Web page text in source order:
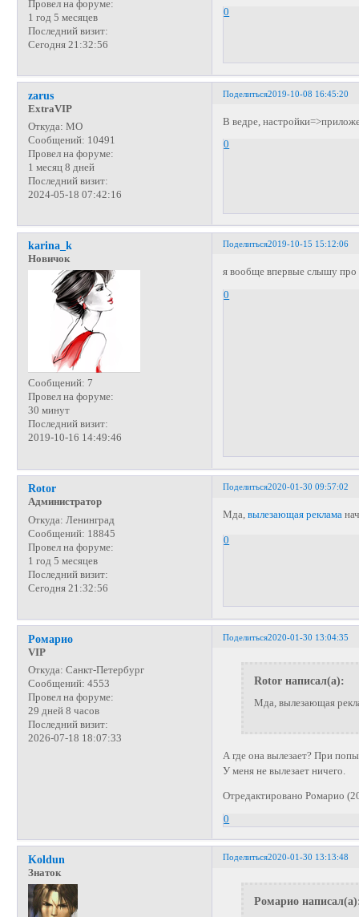
Провел на форуме:
1 год 5 месяцев
Последний визит:
Сегодня 21:32:56
0
Поделиться2019-10-08 16:45:20
zarus
ExtraVIP
Откуда: МО
Сообщений: 10491
Провел на форуме:
1 месяц 8 дней
Последний визит:
2024-05-18 07:42:16
В ведре,
0
Поделиться2019-10-15 15:12:06
karina_k
Новичок
Сообщений: 7
Провел на форуме:
30 минут
Последний визит:
2019-10-16 14:49:46
я вообще впервые слышу про
0
Поделиться2020-01-30 09:57:02
Rotor
Администратор
Откуда: Ленинград
Сообщений: 18845
Провел на форуме:
1 год 5 месяцев
Последний визит:
Сегодня 21:32:56
Мда,вылезающая реклама
0
Поделиться2020-01-30 13:04:35
Ромарио
VIP
Откуда: Санкт-Петербург
Сообщений: 4553
Провел на форуме:
29 дней 8 часов
Последний визит:
2026-07-18 18:07:33
Rotor написал(а):
Мда, вылезающая
А где она вылезает? При
У меня не вылезает ничего.
Отредактировано Ромарио
0
Поделиться2020-01-30 13:13:48
Koldun
Знаток
Ромарио